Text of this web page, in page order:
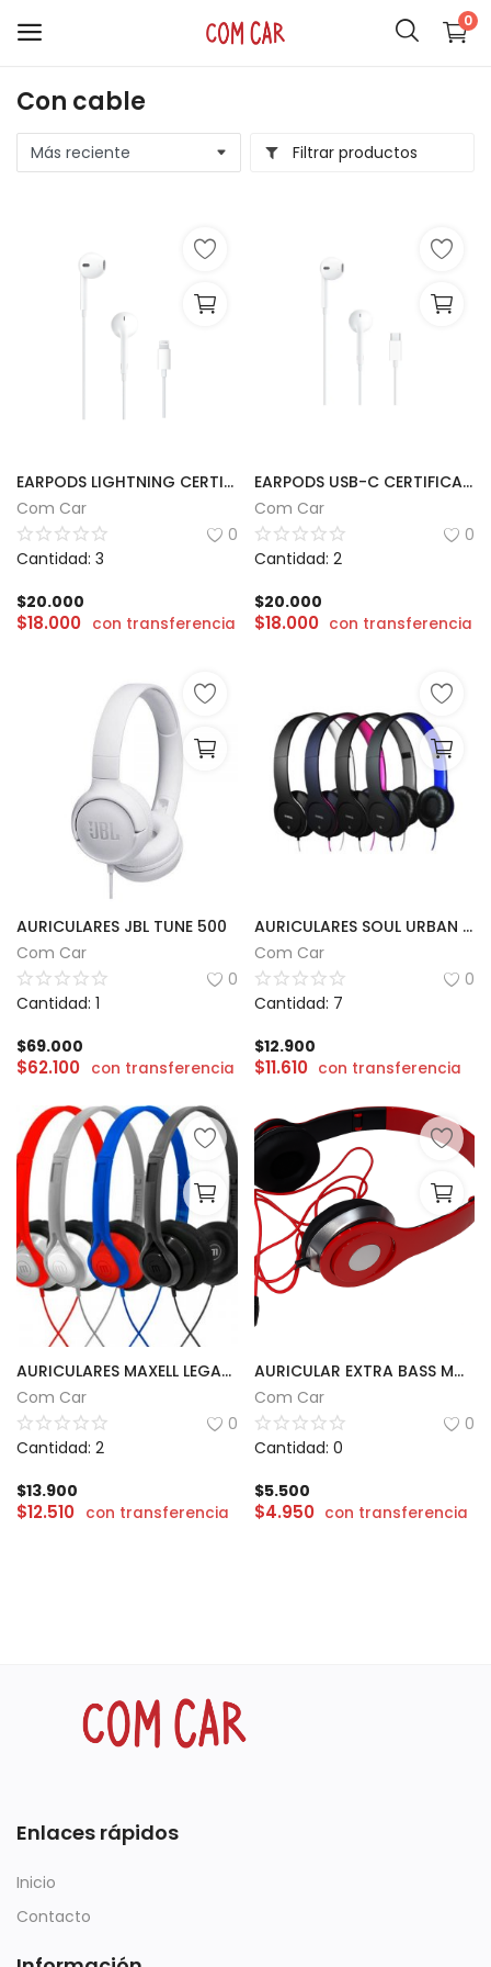
0
ACCESORIOS
SMARTWATCH
COMPUTACIÓN
SOPORTES
CÁMARAS
INFANTIL
Contacto
Registrarse
Localización
ARS ($)
Con cable
Filtrar productos
EARPODS LIGHTNING CERTIFICADO
Com Car
0
Cantidad: 3
$20.000
$18.000 con transferencia
EARPODS USB-C CERTIFICADO
Com Car
0
Cantidad: 2
$20.000
$18.000 con transferencia
AURICULARES JBL TUNE 500
Com Car
0
Cantidad: 1
$69.000
$62.100 con transferencia
AURICULARES SOUL URBAN | L100
Com Car
0
Cantidad: 7
$12.900
$11.610 con transferencia
AURICULARES MAXELL LEGACY
Com Car
0
Cantidad: 2
$13.900
$12.510 con transferencia
AURICULAR EXTRA BASS MOD 76
Com Car
0
Cantidad: 0
$5.500
$4.950 con transferencia
Enlaces rápidos
Inicio
Contacto